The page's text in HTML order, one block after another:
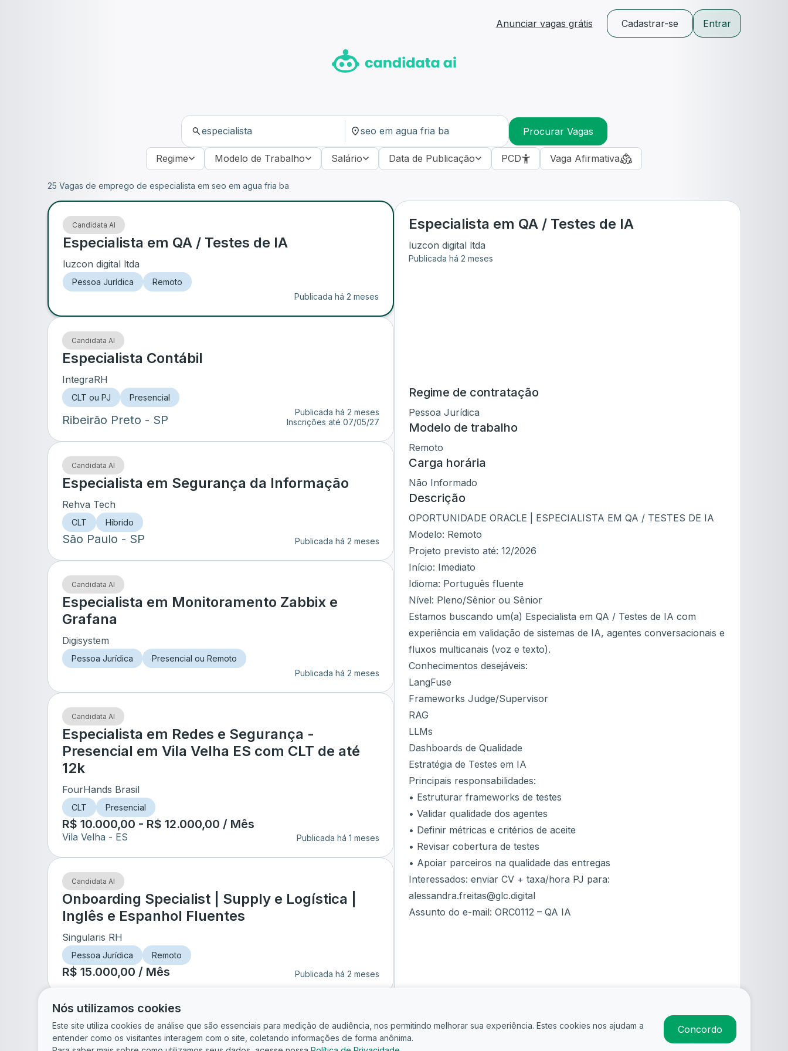
Anunciar vagas grátis Cadastrar-se Entrar
Procurar Vagas
Regime Modelo de Trabalho Salário Data de Publicação PCD Vaga Afirmativa
Especialista em QA / Testes de IA
luzcon digital ltda
Publicada há 2 meses
Regime de contratação
Pessoa Jurídica
Modelo de trabalho
Remoto
Carga horária
Não Informado
Descrição
OPORTUNIDADE ORACLE | ESPECIALISTA EM QA / TESTES DE IA
Modelo: Remoto
Projeto previsto até: 12/2026
Início: Imediato
Idioma: Português fluente
Nível: Pleno/Sênior ou Sênior
Estamos buscando um(a) Especialista em QA / Testes de IA com
experiência em validação de sistemas de IA, agentes conversacionais e
fluxos multicanais (voz e texto).
Conhecimentos desejáveis:
LangFuse
Frameworks Judge/Supervisor
RAG
LLMs
Dashboards de Qualidade
Estratégia de Testes em IA
Principais responsabilidades:
• Estruturar frameworks de testes
• Validar qualidade dos agentes
• Definir métricas e critérios de aceite
• Revisar cobertura de testes
• Apoiar parceiros na qualidade das entregas
Interessados: enviar CV + taxa/hora PJ para:
alessandra.freitas@glc.digital
Assunto do e-mail: ORC0112 – QA IA
25 Vagas de emprego de especialista em seo em agua fria ba
Candidata AI
Especialista em QA / Testes de IA
luzcon digital ltda
Pessoa Jurídica
Remoto
Publicada há 2 meses
Candidata AI
Especialista Contábil
IntegraRH
CLT ou PJ Presencial
Ribeirão Preto - SP
Publicada há 2 meses
Inscrições até 07/05/27
Candidata AI
Especialista em Segurança da Informação
Rehva Tech
CLT Híbrido
São Paulo - SP Publicada há 2 meses
Candidata AI
Especialista em Monitoramento Zabbix e
Grafana
Digisystem
Pessoa Jurídica
Presencial ou Remoto
Publicada há 2 meses
Candidata AI
Especialista em Redes e Segurança -
Presencial em Vila Velha ES com CLT de até
12k
FourHands Brasil
CLT Presencial
R$ 10.000,00 - R$ 12.000,00 / Mês
Vila Velha - ES Publicada há 1 meses
Candidata AI
Onboarding Specialist | Supply e Logística |
Inglês e Espanhol Fluentes
Singularis RH
Pessoa Jurídica Remoto
R$ 15.000,00 / Mês Publicada há 2 meses
Nós utilizamos cookies
Este site utiliza cookies de análise que são essenciais para medição de audiência, nos permitindo melhorar sua experiência. Estes cookies nos ajudam a
entender como os visitantes interagem com o site, coletando informações de forma anônima.
Concordo